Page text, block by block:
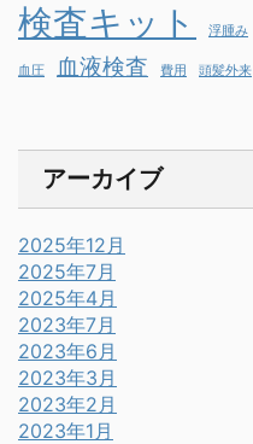
検査キット 浮腫み
血圧 血液検査 費用 頭髪外来
アーカイブ
2025年12月
2025年7月
2025年4月
2023年7月
2023年6月
2023年3月
2023年2月
2023年1月